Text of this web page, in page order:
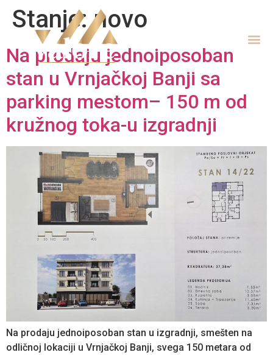
Stanje:novo
Na prodaju jednoiposoban
stan u Vrnjačkoj Banji sa
parking mestom– 150 m od
kružnog toka-u izgradnji
Na prodaju jednoiposoban stan u izgradnji, smešten na
odličnoj lokaciji u Vrnjačkoj Banji, svega 150 metara od